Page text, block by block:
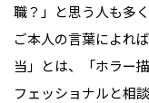
職？」と思う人も多
ご本人の言葉によれ
当」とは、「ホラー
フェッショナルと相